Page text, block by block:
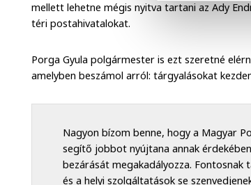
mellett lehetne mégis nyitva tartani az Ady
téri postahivatalokat.
Porga Gyula polgármester is ezt szeretné
amelyben beszámol arról: tárgyalásokat
Nagyon bízom benne, hogy a Magyar
segítő jobbot nyújtana annak
bezárását megakadályozza. Fontosnak
és a helyi szolgáltatások se